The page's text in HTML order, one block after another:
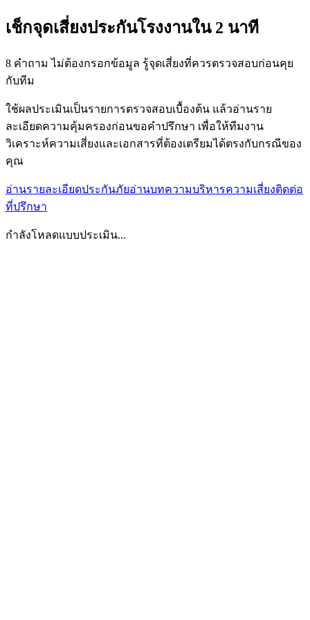
เช็กจุดเสี่ยงประกันโรงงานใน 2 นาที
8 คำถาม ไม่ต้องกรอกข้อมูล รู้จุดเสี่ยงที่ควรตรวจสอบก่อนคุย
กับทีม
ใช้ผลประเมินเป็นรายการตรวจสอบเบื้องต้น แล้วอ่านราย
ละเอียดความคุ้มครองก่อนขอคำปรึกษา เพื่อให้ทีมงาน
วิเคราะห์ความเสี่ยงและเอกสารที่ต้องเตรียมได้ตรงกับกรณีของ
คุณ
อ่านรายละเอียดประกันภัยอ่านบทความบริหารความเสี่ยงติดต่อ
ที่ปรึกษา
กำลังโหลดแบบประเมิน...